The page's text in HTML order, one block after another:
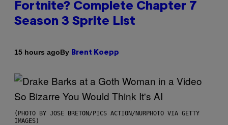
Fortnite? Complete Chapter 7
Season 3 Sprite List
15 hours agoBy Brent Koepp
(PHOTO BY JOSE BRETON/PICS ACTION/NURPHOTO VIA GETTY
IMAGES)